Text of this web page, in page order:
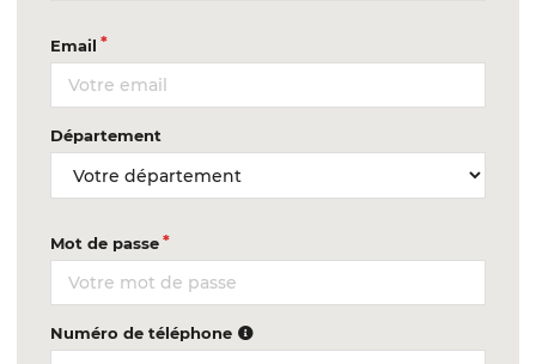
Email
Département
Mot de passe
Numéro de téléphone